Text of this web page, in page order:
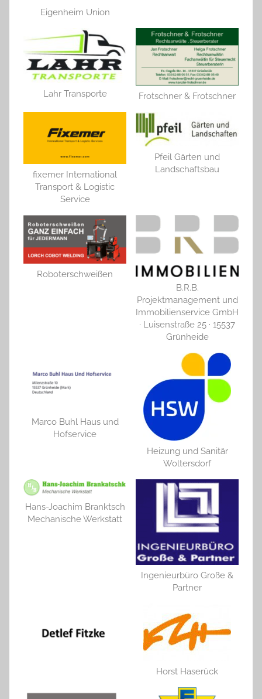
Eigenheim Union
Lahr Transporte Frotschner & Frotschner
fixemer International
Transport & Logistic
Service
Pfeil Gärten und
Landschaftsbau
Roboterschweißen
B.R.B.
Projektmanagement und
Immobilienservice GmbH
· Luisenstraße 25 · 15537
Grünheide
Marco Buhl Haus und
Hofservice
Heizung und Sanitär
Woltersdorf
Hans-Joachim Branktsch
Mechanische Werkstatt
Ingenieurbüro Große &
Partner
Horst Haserück